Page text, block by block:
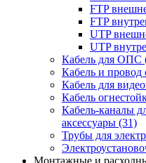
FTP
FTP
UTP
UTP
Кабель для ОПС
Кабель и провод
Кабель для
Кабель
Кабель-каналы
аксессуары (31)
Трубы для
Монтажные и